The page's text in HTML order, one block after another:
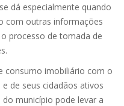
dá especialmente quando
com outras informações
processo de tomada de
consumo imobiliário com o
de seus cidadãos ativos
município pode levar a